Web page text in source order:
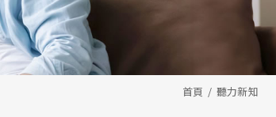
首頁 聽力新知